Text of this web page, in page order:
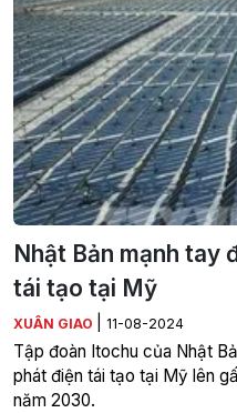
Nhật Bản mạnh tay
tái tạo tại Mỹ
XUÂN GIAO 11-08-2024
Tập đoàn Itochu của Nhật
phát điện tái tạo tại Mỹ lên
năm 2030.